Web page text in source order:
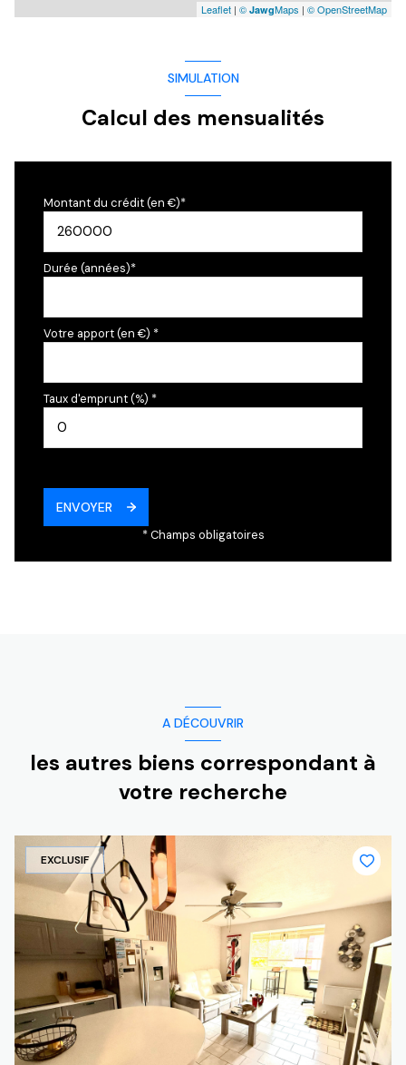
Leaflet | © JawgMaps | © OpenStreetMap
SIMULATION
Calcul des mensualités
Montant du crédit (en €)*
Durée (années)*
Votre apport (en €) *
Taux d'emprunt (%) *
ENVOYER
* Champs obligatoires
A DÉCOUVRIR
les autres biens correspondant à
votre recherche
EXCLUSIF